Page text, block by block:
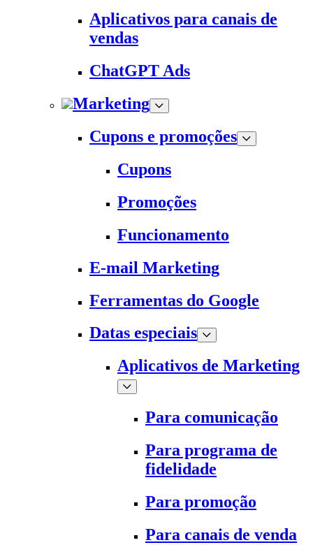
Aplicativos para canais de
vendas
ChatGPT Ads
Marketing
Cupons e promoções
Cupons
Promoções
Funcionamento
E-mail Marketing
Ferramentas do Google
Datas especiais
Aplicativos de Marketing
Para comunicação
Para programa de
fidelidade
Para promoção
Para canais de venda